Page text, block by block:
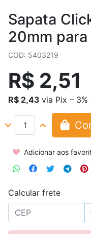
Sapata
20mm
COD: 5403219
R$ 2,51
R$ 2,43 via Pix –
Adicionar aos
Calcular frete